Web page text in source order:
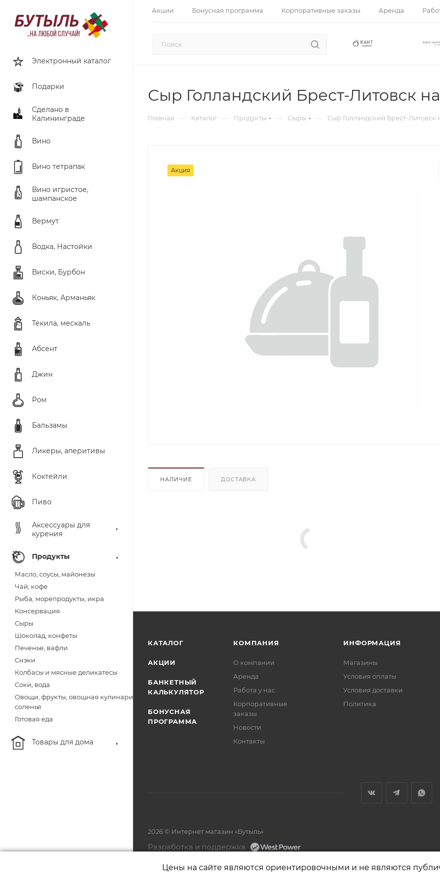
Акции Бонусная программа Корпоративные заказы Аренда
Электронный каталог
Подарки
Сделано в
Калининграде
Вино
Вино тетрапак
Вино игристое,
шампанское
Вермут
Водка, Настойки
Виски, Бурбон
Коньяк, Арманьяк
Текила, мескаль
Абсент
Джин
Ром
Бальзамы
Ликеры, аперитивы
Коктейли
Пиво
Аксессуары для
курения
Продукты
Масло, соусы, майонезы
Чай, кофе
Рыба, морепродукты, икра
Консервация
Сыры
Шоколад, конфеты
Печенье, вафли
Снэки
Колбасы и мясные деликатесы
Соки, вода
Овощи, фрукты, овощная кулинария,
соленья
Готовая еда
Товары для дома
Сыр Голландский Брест-Литовск
Главная — Каталог — Продукты — Сыры — Сыр Голландский Брест-Литовск
Акция
НАЛИЧИЕ ДОСТАВКА
КАТАЛОГ
АКЦИИ
БАНКЕТНЫЙ
КАЛЬКУЛЯТОР
БОНУСНАЯ
ПРОГРАММА
КОМПАНИЯ
О компании
Аренда
Работа у нас
Корпоративные
заказы
Новости
Контакты
ИНФОРМАЦИЯ
Магазины
Условия оплаты
Условия доставки
Политика
2026 © Интернет магазин «Бутыль»
Разработка и поддержка
Цены на сайте являются ориентировочными и не являются